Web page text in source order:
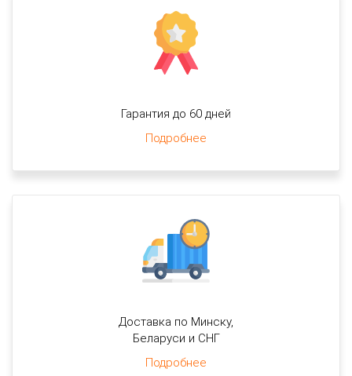
Гарантия до 60 дней
Подробнее
Доставка по Минску,
Беларуси и СНГ
Подробнее